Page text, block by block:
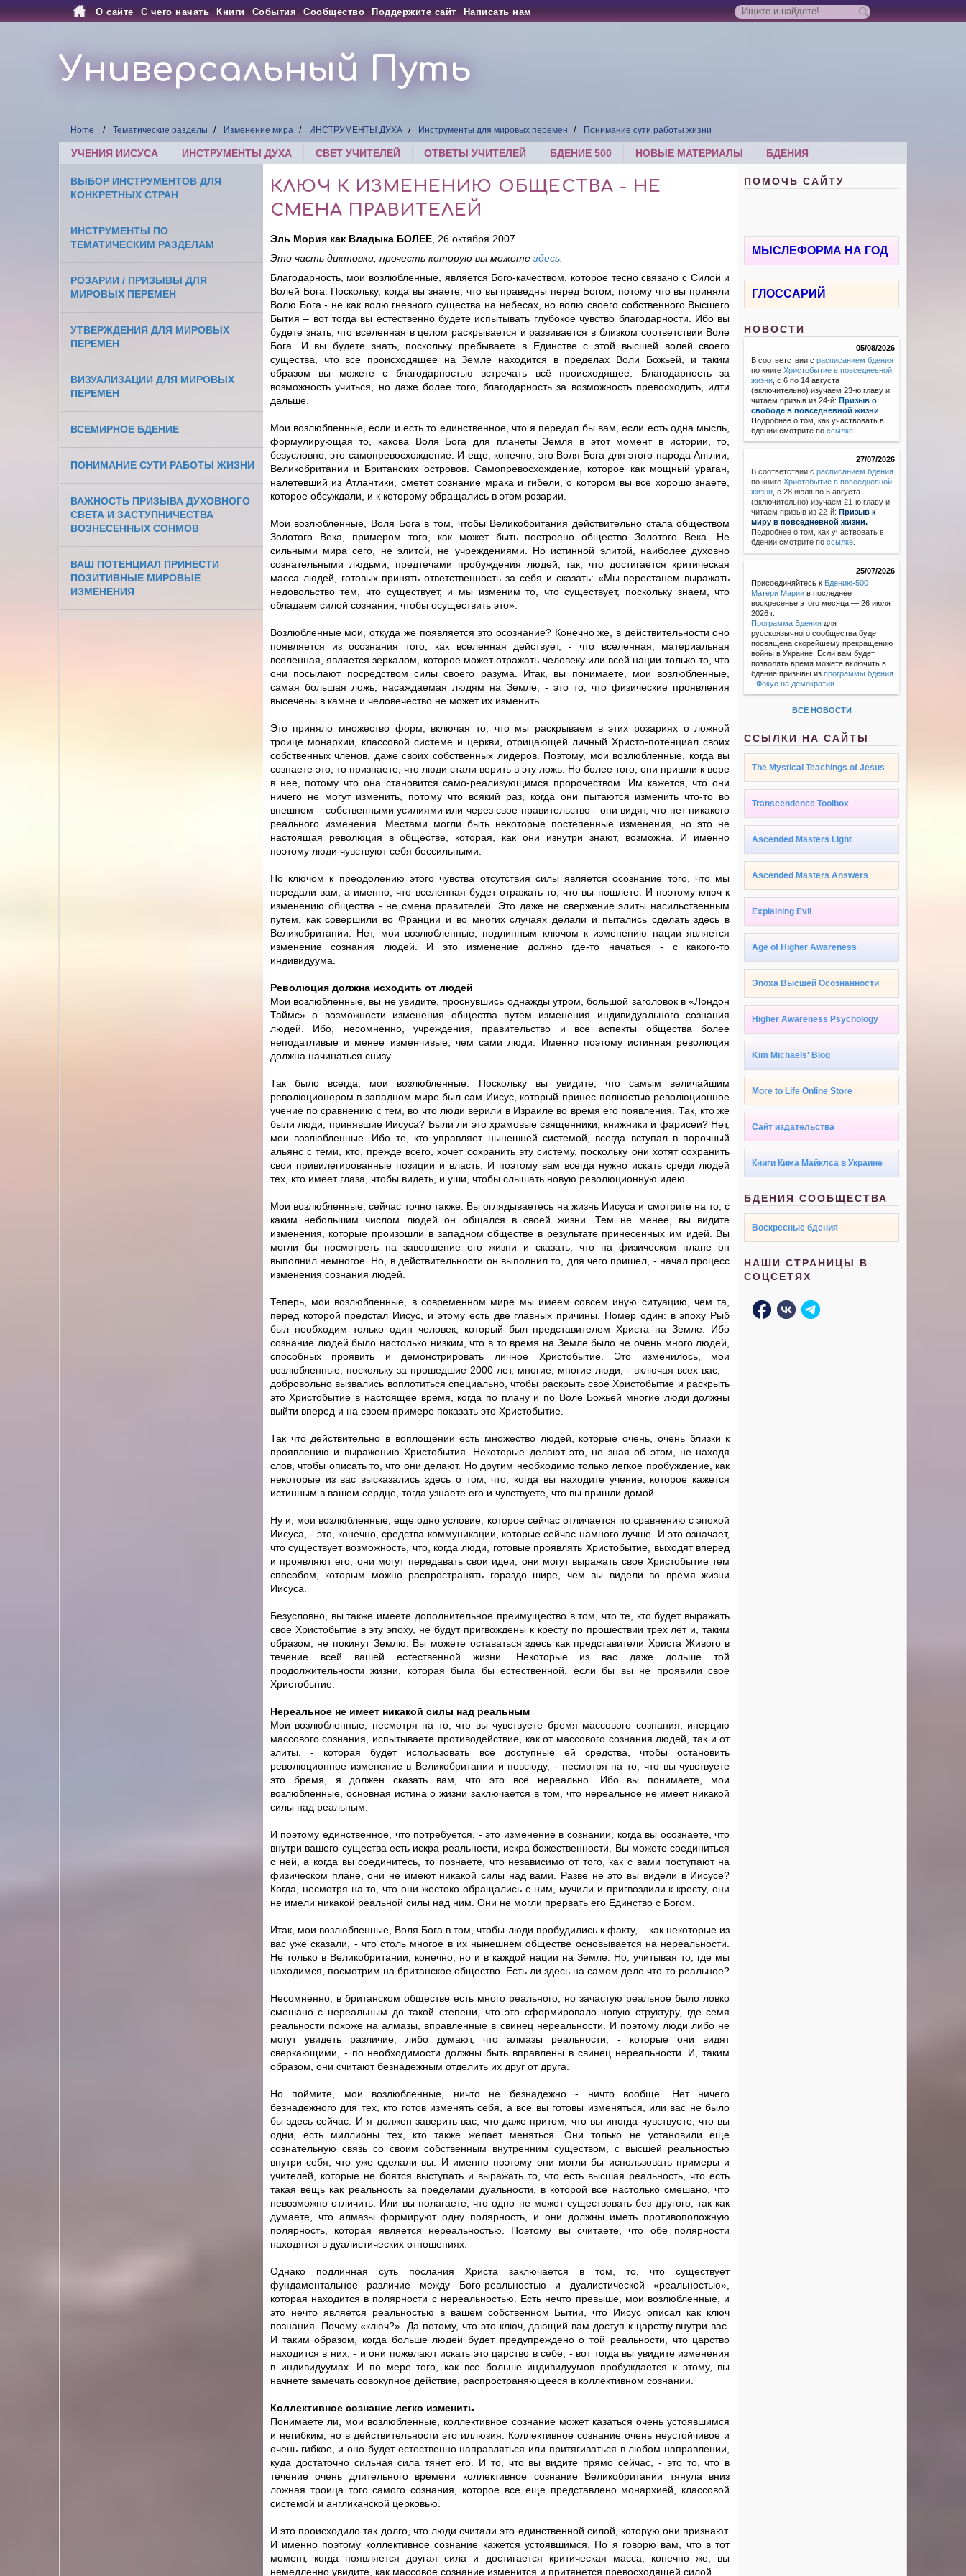
О сайте С чего начать Книги События Сообщество Поддержите сайт Написать нам
Универсальный Путь
Home Тематические разделы Изменение мира ИНСТРУМЕНТЫ ДУХА Инструменты для мировых перемен Понимание сути работы жизни
УЧЕНИЯ ИИСУСА ИНСТРУМЕНТЫ ДУХА СВЕТ УЧИТЕЛЕЙ ОТВЕТЫ УЧИТЕЛЕЙ БДЕНИЕ 500 НОВЫЕ МАТЕРИАЛЫ БДЕНИЯ
ВЫБОР ИНСТРУМЕНТОВ ДЛЯ
КОНКРЕТНЫХ СТРАН
ИНСТРУМЕНТЫ ПО
ТЕМАТИЧЕСКИМ РАЗДЕЛАМ
РОЗАРИИ / ПРИЗЫВЫ ДЛЯ
МИРОВЫХ ПЕРЕМЕН
УТВЕРЖДЕНИЯ ДЛЯ МИРОВЫХ
ПЕРЕМЕН
ВИЗУАЛИЗАЦИИ ДЛЯ МИРОВЫХ
ПЕРЕМЕН
ВСЕМИРНОЕ БДЕНИЕ
ПОНИМАНИЕ СУТИ РАБОТЫ ЖИЗНИ
ВАЖНОСТЬ ПРИЗЫВА ДУХОВНОГО
СВЕТА И ЗАСТУПНИЧЕСТВА
ВОЗНЕСЕННЫХ СОНМОВ
ВАШ ПОТЕНЦИАЛ ПРИНЕСТИ
ПОЗИТИВНЫЕ МИРОВЫЕ
ИЗМЕНЕНИЯ
КЛЮЧ К ИЗМЕНЕНИЮ ОБЩЕСТВА - НЕ
СМЕНА ПРАВИТЕЛЕЙ
Эль Мория как Владыка БОЛЕЕ, 26 октября 2007.
Это часть диктовки, прочесть которую вы можете здесь.
Благодарность, мои возлюбленные, является Бого-качеством, которое тесно связано с Силой и
Волей Бога. Поскольку, когда вы знаете, что вы праведны перед Богом, потому что вы приняли
Волю Бога - не как волю гневного существа на небесах, но волю своего собственного Высшего
Бытия – вот тогда вы естественно будете испытывать глубокое чувство благодарности. Ибо вы
будете знать, что вселенная в целом раскрывается и развивается в близком соответствии Воле
Бога. И вы будете знать, поскольку пребываете в Единстве с этой высшей волей своего
существа, что все происходящее на Земле находится в пределах Воли Божьей, и таким
образом вы можете с благодарностью встречать всё происходящее. Благодарность за
возможность учиться, но даже более того, благодарность за возможность превосходить, идти
дальше.
Мои возлюбленные, если и есть то единственное, что я передал бы вам, если есть одна мысль,
формулирующая то, какова Воля Бога для планеты Земля в этот момент в истории, то,
безусловно, это самопревосхождение. И еще, конечно, это Воля Бога для этого народа Англии,
Великобритании и Британских островов. Самопревосхождение, которое как мощный ураган,
налетевший из Атлантики, сметет сознание мрака и гибели, о котором вы все хорошо знаете,
которое обсуждали, и к которому обращались в этом розарии.
Мои возлюбленные, Воля Бога в том, чтобы Великобритания действительно стала обществом
Золотого Века, примером того, как может быть построено общество Золотого Века. Не
сильными мира сего, не элитой, не учреждениями. Но истинной элитой, наиболее духовно
сознательными людьми, предтечами пробуждения людей, так, что достигается критическая
масса людей, готовых принять ответственность за себя и сказать: «Мы перестанем выражать
недовольство тем, что существует, и мы изменим то, что существует, поскольку знаем, что
обладаем силой сознания, чтобы осуществить это».
Возлюбленные мои, откуда же появляется это осознание? Конечно же, в действительности оно
появляется из осознания того, как вселенная действует, - что вселенная, материальная
вселенная, является зеркалом, которое может отражать человеку или всей нации только то, что
они посылают посредством силы своего разума. Итак, вы понимаете, мои возлюбленные,
самая большая ложь, насаждаемая людям на Земле, - это то, что физические проявления
высечены в камне и человечество не может их изменить.
Это приняло множество форм, включая то, что мы раскрываем в этих розариях о ложной
троице монархии, классовой системе и церкви, отрицающей личный Христо-потенциал своих
собственных членов, даже своих собственных лидеров. Поэтому, мои возлюбленные, когда вы
сознаете это, то признаете, что люди стали верить в эту ложь. Но более того, они пришли к вере
в нее, потому что она становится само-реализующимся пророчеством. Им кажется, что они
ничего не могут изменить, потому что всякий раз, когда они пытаются изменить что-то во
внешнем – собственными усилиями или через свое правительство - они видят, что нет никакого
реального изменения. Местами могли быть некоторые постепенные изменения, но это не
настоящая революция в обществе, которая, как они изнутри знают, возможна. И именно
поэтому люди чувствуют себя бессильными.
Но ключом к преодолению этого чувства отсутствия силы является осознание того, что мы
передали вам, а именно, что вселенная будет отражать то, что вы пошлете. И поэтому ключ к
изменению общества - не смена правителей. Это даже не свержение элиты насильственным
путем, как совершили во Франции и во многих случаях делали и пытались сделать здесь в
Великобритании. Нет, мои возлюбленные, подлинным ключом к изменению нации является
изменение сознания людей. И это изменение должно где-то начаться - с какого-то
индивидуума.
Революция должна исходить от людей
Мои возлюбленные, вы не увидите, проснувшись однажды утром, большой заголовок в «Лондон
Таймс» о возможности изменения общества путем изменения индивидуального сознания
людей. Ибо, несомненно, учреждения, правительство и все аспекты общества более
неподатливые и менее изменчивые, чем сами люди. Именно поэтому истинная революция
должна начинаться снизу.
Так было всегда, мои возлюбленные. Поскольку вы увидите, что самым величайшим
революционером в западном мире был сам Иисус, который принес полностью революционное
учение по сравнению с тем, во что люди верили в Израиле во время его появления. Так, кто же
были люди, принявшие Иисуса? Были ли это храмовые священники, книжники и фарисеи? Нет,
мои возлюбленные. Ибо те, кто управляет нынешней системой, всегда вступал в порочный
альянс с теми, кто, прежде всего, хочет сохранить эту систему, поскольку они хотят сохранить
свои привилегированные позиции и власть. И поэтому вам всегда нужно искать среди людей
тех, кто имеет глаза, чтобы видеть, и уши, чтобы слышать новую революционную идею.
Мои возлюбленные, сейчас точно также. Вы оглядываетесь на жизнь Иисуса и смотрите на то, с
каким небольшим числом людей он общался в своей жизни. Тем не менее, вы видите
изменения, которые произошли в западном обществе в результате принесенных им идей. Вы
могли бы посмотреть на завершение его жизни и сказать, что на физическом плане он
выполнил немногое. Но, в действительности он выполнил то, для чего пришел, - начал процесс
изменения сознания людей.
Теперь, мои возлюбленные, в современном мире мы имеем совсем иную ситуацию, чем та,
перед которой предстал Иисус, и этому есть две главных причины. Номер один: в эпоху Рыб
был необходим только один человек, который был представителем Христа на Земле. Ибо
сознание людей было настолько низким, что в то время на Земле было не очень много людей,
способных проявить и демонстрировать личное Христобытие. Это изменилось, мои
возлюбленные, поскольку за прошедшие 2000 лет, многие, многие люди, - включая всех вас, –
добровольно вызвались воплотиться специально, чтобы раскрыть свое Христобытие и раскрыть
это Христобытие в настоящее время, когда по плану и по Воле Божьей многие люди должны
выйти вперед и на своем примере показать это Христобытие.
Так что действительно в воплощении есть множество людей, которые очень, очень близки к
проявлению и выражению Христобытия. Некоторые делают это, не зная об этом, не находя
слов, чтобы описать то, что они делают. Но другим необходимо только легкое пробуждение, как
некоторые из вас высказались здесь о том, что, когда вы находите учение, которое кажется
истинным в вашем сердце, тогда узнаете его и чувствуете, что вы пришли домой.
Ну и, мои возлюбленные, еще одно условие, которое сейчас отличается по сравнению с эпохой
Иисуса, - это, конечно, средства коммуникации, которые сейчас намного лучше. И это означает,
что существует возможность, что, когда люди, готовые проявлять Христобытие, выходят вперед
и проявляют его, они могут передавать свои идеи, они могут выражать свое Христобытие тем
способом, которым можно распространять гораздо шире, чем вы видели во время жизни
Иисуса.
Безусловно, вы также имеете дополнительное преимущество в том, что те, кто будет выражать
свое Христобытие в эту эпоху, не будут пригвождены к кресту по прошествии трех лет и, таким
образом, не покинут Землю. Вы можете оставаться здесь как представители Христа Живого в
течение всей вашей естественной жизни. Некоторые из вас даже дольше той
продолжительности жизни, которая была бы естественной, если бы вы не проявили свое
Христобытие.
Нереальное не имеет никакой силы над реальным
Мои возлюбленные, несмотря на то, что вы чувствуете бремя массового сознания, инерцию
массового сознания, испытываете противодействие, как от массового сознания людей, так и от
элиты, - которая будет использовать все доступные ей средства, чтобы остановить
революционное изменение в Великобритании и повсюду, - несмотря на то, что вы чувствуете
это бремя, я должен сказать вам, что это всё нереально. Ибо вы понимаете, мои
возлюбленные, основная истина о жизни заключается в том, что нереальное не имеет никакой
силы над реальным.
И поэтому единственное, что потребуется, - это изменение в сознании, когда вы осознаете, что
внутри вашего существа есть искра реальности, искра божественности. Вы можете соединиться
с ней, а когда вы соединитесь, то познаете, что независимо от того, как с вами поступают на
физическом плане, они не имеют никакой силы над вами. Разве не это вы видели в Иисусе?
Когда, несмотря на то, что они жестоко обращались с ним, мучили и пригвоздили к кресту, они
не имели никакой реальной силы над ним. Они не могли прервать его Единство с Богом.
Итак, мои возлюбленные, Воля Бога в том, чтобы люди пробудились к факту, – как некоторые из
вас уже сказали, - что столь многое в их нынешнем обществе основывается на нереальности.
Не только в Великобритании, конечно, но и в каждой нации на Земле. Но, учитывая то, где мы
находимся, посмотрим на британское общество. Есть ли здесь на самом деле что-то реальное?
Несомненно, в британском обществе есть много реального, но зачастую реальное было ловко
смешано с нереальным до такой степени, что это сформировало новую структуру, где семя
реальности похоже на алмазы, вправленные в свинец нереальности. И поэтому люди либо не
могут увидеть различие, либо думают, что алмазы реальности, - которые они видят
сверкающими, - по необходимости должны быть вправлены в свинец нереальности. И, таким
образом, они считают безнадежным отделить их друг от друга.
Но поймите, мои возлюбленные, ничто не безнадежно - ничто вообще. Нет ничего
безнадежного для тех, кто готов изменять себя, а все вы готовы изменяться, или вас не было
бы здесь сейчас. И я должен заверить вас, что даже притом, что вы иногда чувствуете, что вы
одни, есть миллионы тех, кто также желает меняться. Они только не установили еще
сознательную связь со своим собственным внутренним существом, с высшей реальностью
внутри себя, что уже сделали вы. И именно поэтому они могли бы использовать примеры и
учителей, которые не боятся выступать и выражать то, что есть высшая реальность, что есть
такая вещь как реальность за пределами дуальности, в которой все настолько смешано, что
невозможно отличить. Или вы полагаете, что одно не может существовать без другого, так как
думаете, что алмазы формируют одну полярность, и они должны иметь противоположную
полярность, которая является нереальностью. Поэтому вы считаете, что обе полярности
находятся в дуалистических отношениях.
Однако подлинная суть послания Христа заключается в том, то, что существует
фундаментальное различие между Бого-реальностью и дуалистической «реальностью»,
которая находится в полярности с нереальностью. Есть нечто превыше, мои возлюбленные, и
это нечто является реальностью в вашем собственном Бытии, что Иисус описал как ключ
познания. Почему «ключ?». Да потому, что это ключ, дающий вам доступ к царству внутри вас.
И таким образом, когда больше людей будет предупреждено о той реальности, что царство
находится в них, - и они пожелают искать это царство в себе, - вот тогда вы увидите изменения
в индивидуумах. И по мере того, как все больше индивидуумов пробуждается к этому, вы
начнете замечать совокупное действие, распространяющееся в коллективном сознании.
Коллективное сознание легко изменить
Понимаете ли, мои возлюбленные, коллективное сознание может казаться очень устоявшимся
и негибким, но в действительности это иллюзия. Коллективное сознание очень неустойчивое и
очень гибкое, и оно будет естественно направляться или притягиваться в любом направлении,
куда достаточно сильная сила тянет его. И то, что вы видите прямо сейчас, - это то, что в
течение очень длительного времени коллективное сознание Великобритании тянула вниз
ложная троица того самого сознания, которое все еще представлено монархией, классовой
системой и англиканской церковью.
И это происходило так долго, что люди считали это единственной силой, которую они признают.
И именно поэтому коллективное сознание кажется устоявшимся. Но я говорю вам, что в тот
момент, когда появляется другая сила и достигается критическая масса, конечно же, вы
немедленно увидите, как массовое сознание изменится и притянется превосходящей силой.
ПОМОЧЬ САЙТУ
МЫСЛЕФОРМА НА ГОД
ГЛОССАРИЙ
НОВОСТИ
05/08/2026
В соответствии срасписанием бдения
по книгеХристобытие в повседневной
жизни , с 6 по 14 августа
(включительно) изучаем 23-ю главу и
читаем призыв из 24-й: Призыв о
свободе в повседневной жизни
Подробнее о том, как участвовать в
бдении смотрите поссылке
27/07/2026
В соответствии с расписанием бдения
по книгеХристобытие в повседневной
жизни с 28 июля по 5 августа
(включительно) изучаем 21-ю главу и
читаем призыв из 22-й: Призыв к
миру в повседневной жизни.
Подробнее о том, как участвовать в
бдении смотрите поссылке
25/07/2026
Присоединяйтесь к Бдению-500
Матери Марии в последнее
воскресенье этого месяца — 26 июля
2026 г.
Программа Бдения для
русскоязычного сообщества будет
посвящена скорейшему прекращению
войны в Украине. Если вам будет
позволять время можете включить в
бдение призывы изпрограммы бдения
- Фокус на демократии
ВСЕ НОВОСТИ
ССЫЛКИ НА САЙТЫ
The Mystical Teachings of Jesus
Transcendence Toolbox
Ascended Masters Light
Ascended Masters Answers
Explaining Evil
Age of Higher Awareness
Эпоха Высшей Осознанности
Higher Awareness Psychology
Kim Michaels' Blog
More to Life Online Store
Сайт издательства
Книги Кима Майклса в Украине
БДЕНИЯ СООБЩЕСТВА
Воскресные бдения
НАШИ СТРАНИЦЫ В
СОЦСЕТЯХ